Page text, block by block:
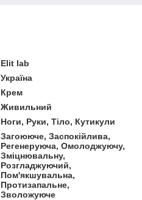
Elit lab
Україна
Крем
Живильний
Ноги, Руки, Тіло, Кутикули
Загоююче, Заспокійлива,
Регенеруюча, Омолоджуючу,
Зміцнювальну,
Розгладжуючий,
Пом'якшувальна,
Протизапальне,
Зволожуюче